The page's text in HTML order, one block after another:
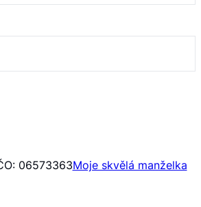
06573363Moje skvělá manželka